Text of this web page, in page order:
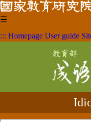
☰
::: Homepage User guide